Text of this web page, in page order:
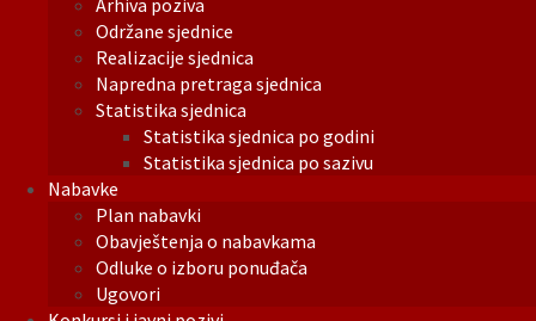
Arhiva poziva
Održane sjednice
Realizacije sjednica
Napredna pretraga sjednica
Statistika sjednica
Statistika sjednica po godini
Statistika sjednica po sazivu
Nabavke
Plan nabavki
Obavještenja o nabavkama
Odluke o izboru ponuđača
Ugovori